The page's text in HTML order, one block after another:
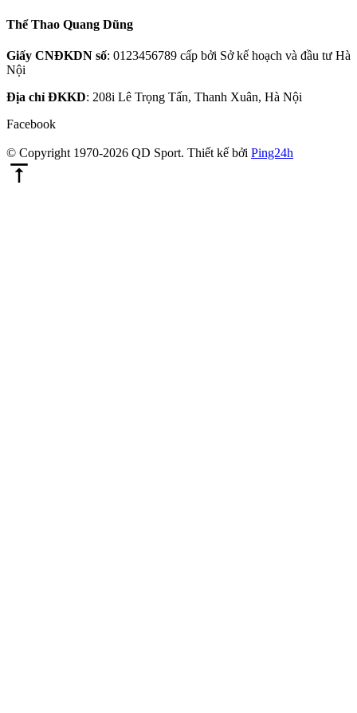
Thể Thao Quang Dũng
Giấy CNĐKDN số: 0123456789 cấp bởi Sở kế hoạch và đầu tư Hà
Nội
Địa chỉ ĐKKD: 208i Lê Trọng Tấn, Thanh Xuân, Hà Nội
Facebook
© Copyright 1970-2026 QD Sport. Thiết kế bởi Ping24h